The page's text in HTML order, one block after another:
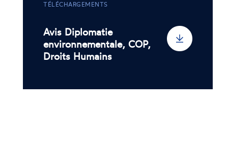
TÉLÉCHARGEMENTS
Avis Diplomatie
environnementale, COP,
Droits Humains